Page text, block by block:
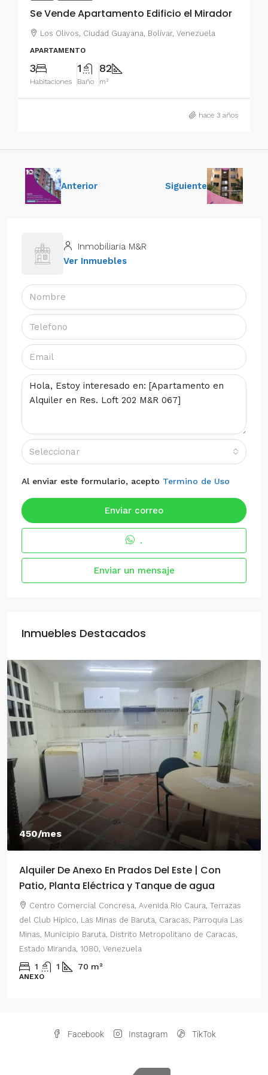
Se Vende Apartamento Edificio el Mirador
Los Olivos, Ciudad Guayana, Bolívar, Venezuela
APARTAMENTO
3
Habitaciones
1
Baño
82
m²
hace 3 años
Anterior Siguiente
Inmobiliaria M&R
Ver Inmuebles
Seleccionar
Al enviar este formulario, acepto Termino de Uso
Enviar correo
.
Enviar un mensaje
Inmuebles Destacados
Con
Terrazas
Las
Caracas,
550/mes
Alquiler De Anexo En Prados Del Este
2 Habitaciones
Centro Comercial Concresa, Avenida Principal
del Este, Prados del Este, Sector: Prado del Este,
Parroquia Nuestra Señora del Rosario, Municipio
Distrito Metropolitano de Caracas, Estado
Venezuela
Instagram